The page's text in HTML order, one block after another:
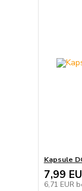
Kapsule
7,99
6,71 EUR